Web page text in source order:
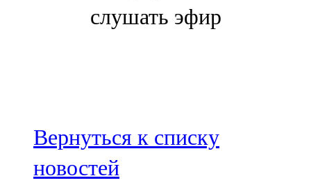
100,3 FM
Зәй
слушать эфир
Вернуться к списку
новостей